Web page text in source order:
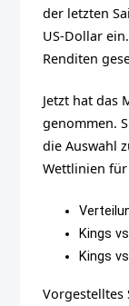
der letzten
US-Dollar
Renditen
Jetzt hat das
genommen.
die Auswahl
Wettlinien für
Kings
Kings
Vorgestelltes